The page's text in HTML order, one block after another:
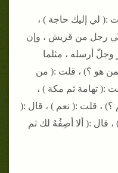
:( لي إليك حاجة ) ،
رجل من قريش ، وإن
وجلّ أرسله ، مثلما
هو ؟) ، قلت :( من
:( تهامة ثم مكة ) ،
؟) ، قلت :( نعم ) ، قال :(
قال :( ألا أصِفُهُ لك ثم